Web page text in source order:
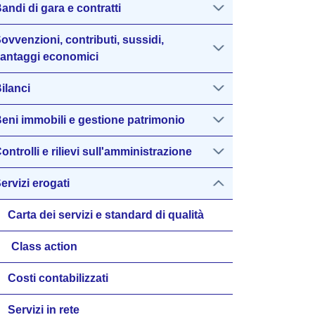
di gara e contratti
contributi, sussidi,
economici
immobili e gestione patrimonio
e rilievi sull'amministrazione
erogati
Carta dei servizi e standard di qualità
Class action
Costi contabilizzati
Servizi in rete